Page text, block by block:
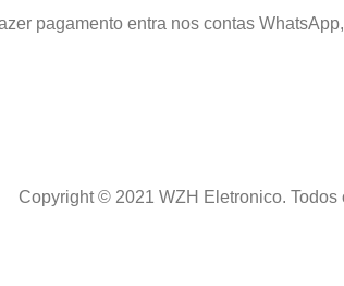
pagamento entra nos contas
Copyright © 2021 WZH Eletronico. Todos